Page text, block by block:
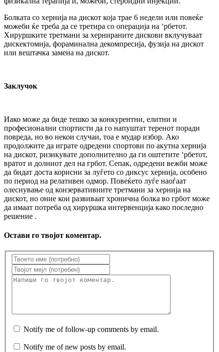
Болката со хернија на дискот која трае 6 недели или повеќе
можеби ќе треба да се третира со операција на ‘рбетот.
Хируршките третмани за хернираните дискови вклучуваат
дискектомија, фораминална декомпресија, фузија на дискот
или вештачка замена на дискот.
Заклучок
Иако може да биде тешко за конкурентни, елитни и
професионални спортисти да го напуштат теренот поради
повреда, но во некои случаи, тоа е мудар избор. Ако
продолжите да играте одредени спортови по акутна хернија
на дискот, ризикувате дополнително да ги оштетите ‘рбетот,
вратот и долниот дел на грбот. Сепак, одредени вежби може
да бидат доста корисни за луѓето со диксус хернија, особено
по период на релативен одмор. Повеќето луѓе наоѓаат
олеснување од конзервативните третмани за хернија на
дискот, но оние кои развиваат хронична болка во грбот може
да имаат потреба од хируршка интервенција како последно
решение .
Остави го твојот коментар.
Notify me of follow-up comments by email.
Notify me of new posts by email.